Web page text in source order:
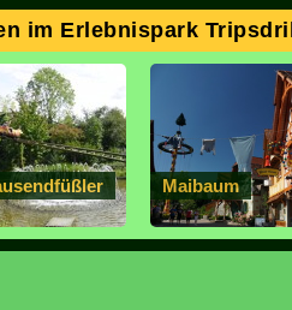
im Erlebnispark Tripsdrill
Maibaum